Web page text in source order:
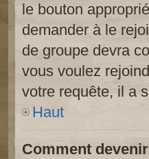
le bouton
demander à le
de groupe devra
vous voulez
votre requête, il a
Haut
Comment